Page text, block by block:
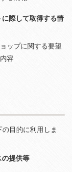
際して取得する情
ップに関する要望
容
目的に利用しま
の提供等